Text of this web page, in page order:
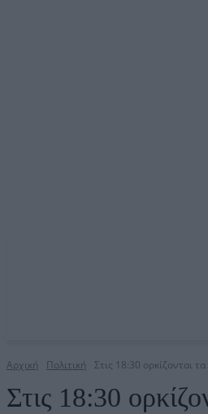
Αρχική Πολιτική Στις 18:30 ορκίζονται
Στις 18:30